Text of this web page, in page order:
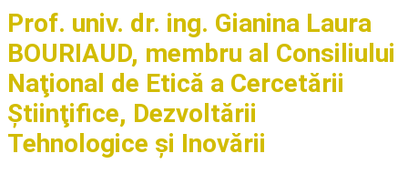
Prof. univ. dr. ing. Gianina Laura
BOURIAUD, membru al Consiliului
Naţional de Etică a Cercetării
Ştiinţifice, Dezvoltării
Tehnologice şi Inovării